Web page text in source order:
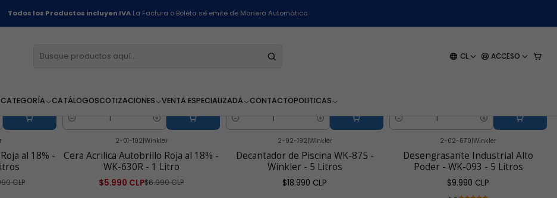
CL ACCESO
CATEGORÍA CATÁLOGOSCOTIZACIONES VENTA ESPECIALIZADA CONTACTOPOLITICAS
Todos los Productos incluyen IVALa Factura o Boleta se emite de Manera Automática
Inicio Línea Industrial
Incolora al
Mantenedor de Piso Flotante Floral
WK-650 - 5 Litros
Cantidad
Alcohol Isopropilico 70% - 5 Litro
Cantidad
Lavaloza Industrial Concentrado
WK-750 - 5 Litros
Cantidad
al 18% -
CLP
2-01-102|Winkler
Cera Acrilica Autobrillo Roja al 18% -
WK-630R - 1 Litro
$5.990 CLP$6.990 CLP
2-02-192|Winkler
Decantador de Piscina WK-875 -
Winkler - 5 Litros
$18.990 CLP
2-02-670|Winkler
Desengrasante Industrial Alto
Poder - WK-093 - 5 Litros
$9.990 CLP